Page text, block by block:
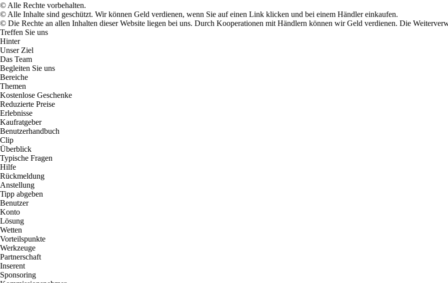
© Alle Rechte vorbehalten.
© Alle Inhalte sind geschützt. Wir können Geld verdienen, wenn Sie auf einen Link klicken und bei einem Händler einkaufen.
© Die Rechte an allen Inhalten dieser Website liegen bei uns. Durch Kooperationen mit Händlern können wir Geld verdienen. Die
Treffen Sie uns
Hinter
Unser Ziel
Das Team
Begleiten Sie uns
Bereiche
Themen
Kostenlose Geschenke
Reduzierte Preise
Erlebnisse
Kaufratgeber
Benutzerhandbuch
Clip
Überblick
Typische Fragen
Hilfe
Rückmeldung
Anstellung
Tipp abgeben
Benutzer
Konto
Lösung
Wetten
Vorteilspunkte
Werkzeuge
Partnerschaft
Inserent
Sponsoring